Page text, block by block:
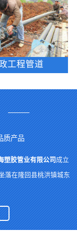
工程管道
质产品
塑胶管业有限公司成立
落在隆回县桃洪镇城东